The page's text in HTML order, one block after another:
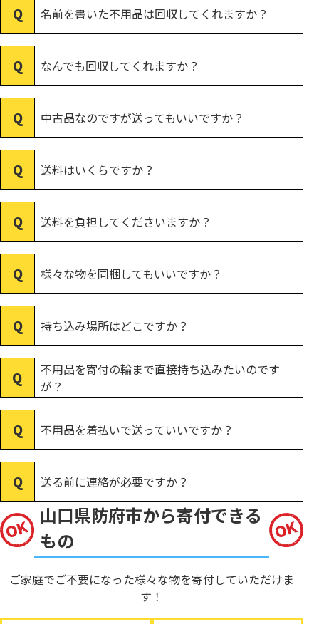
名前を書いた不用品は回収してくれますか？
なんでも回収してくれますか？
中古品なのですが送ってもいいですか？
送料はいくらですか？
送料を負担してくださいますか？
様々な物を同梱してもいいですか？
持ち込み場所はどこですか？
不用品を寄付の輪まで直接持ち込みたいのです
が？
不用品を着払いで送っていいですか？
送る前に連絡が必要ですか？
山口県防府市から寄付できる
もの
ご家庭でご不要になった様々な物を寄付していただけま
す！